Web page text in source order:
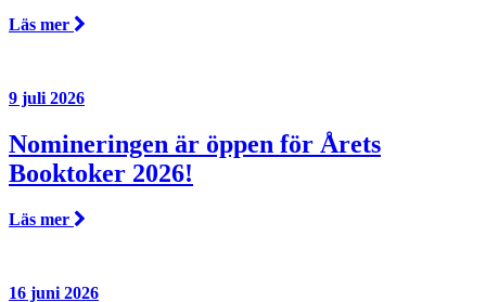
Läs mer
9 juli 2026
Nomineringen är öppen för Årets
Booktoker 2026!
Läs mer
16 juni 2026